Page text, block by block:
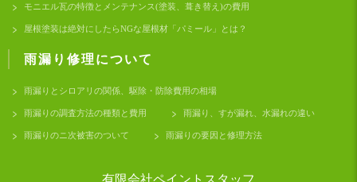
モニエル瓦の特徴とメンテナンス(塗装、葺き替え)の費用
屋根塗装は絶対にしたらNGな屋根材「パミール」とは？
雨漏り修理について
雨漏りとシロアリの関係、駆除・防除費用の相場
雨漏りの調査方法の種類と費用 雨漏り、すが漏れ、水漏れの違い
雨漏りのニ次被害のついて 雨漏りの要因と修理方法
有限会社ペイントスタッフ